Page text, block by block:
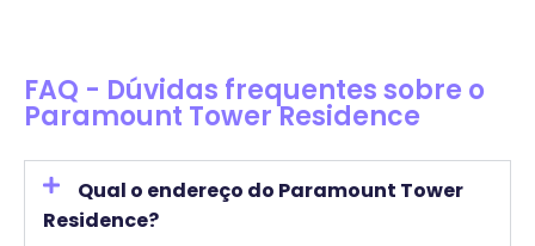
FAQ - Dúvidas frequentes sobre o
Paramount Tower Residence
Qual o endereço do Paramount Tower
Residence?